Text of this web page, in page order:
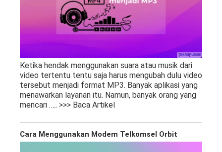
Ketika hendak menggunakan suara atau musik dari
video tertentu tentu saja harus mengubah dulu video
tersebut menjadi format MP3. Banyak aplikasi yang
menawarkan layanan itu. Namun, banyak orang yang
mencari ….. >>> Baca Artikel
Cara Menggunakan Modem Telkomsel Orbit